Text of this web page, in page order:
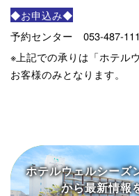
◆お申込み◆
予約センター 053-487-
※上記での承りは「ホテル
お客様のみとなります。
ホテルウェルシーズ
から最新情報